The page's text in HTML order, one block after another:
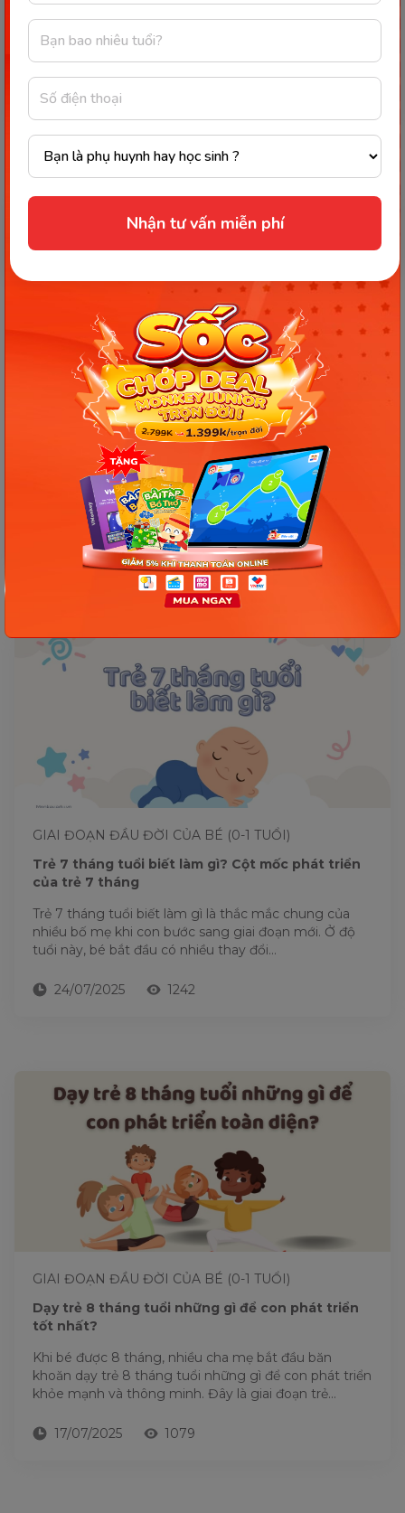
Nhận tư vấn miễn phí
đóng vai trò quan trọng trong phát triển thể chất và
hình thành thói quen ăn uống lành mạnh. Một thực...
14/01/2026
GIAI ĐOẠN ĐẦU ĐỜI CỦA BÉ (0-1 TUỔI)
Bé 9 tháng tuổi biết làm gì? Sự phát triển toàn
diện của trẻ 9 tháng
Bé 9 tháng tuổi biết làm gì? Ở giai đoạn 9 tháng, bé
bắt đầu có những bước tiến vượt bậc về thể chất, vận
động, cảm xúc và nhận thức. Từ việc...
01/08/2025 985
GIAI ĐOẠN ĐẦU ĐỜI CỦA BÉ (0-1 TUỔI)
Trẻ 7 tháng tuổi biết làm gì? Cột mốc phát triển
của trẻ 7 tháng
Trẻ 7 tháng tuổi biết làm gì là thắc mắc chung của
nhiều bố mẹ khi con bước sang giai đoạn mới. Ở độ
tuổi này, bé bắt đầu có nhiều thay đổi...
24/07/2025 1242
GIAI ĐOẠN ĐẦU ĐỜI CỦA BÉ (0-1 TUỔI)
Dạy trẻ 8 tháng tuổi những gì để con phát triển
tốt nhất?
Khi bé được 8 tháng, nhiều cha mẹ bắt đầu băn
khoăn dạy trẻ 8 tháng tuổi những gì để con phát triển
khỏe mạnh và thông minh. Đây là giai đoạn trẻ...
17/07/2025 1079